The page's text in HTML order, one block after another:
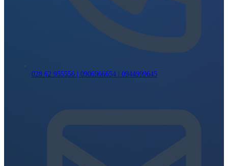
028 62 955556 | 0906966654 | 0944999645